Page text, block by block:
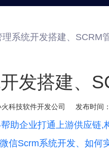
系统开发搭建、SCRM
发搭建、
科技软件开发公司 发布时间：
助企业打通上游供应链,
微信Scrm系统开发、如何